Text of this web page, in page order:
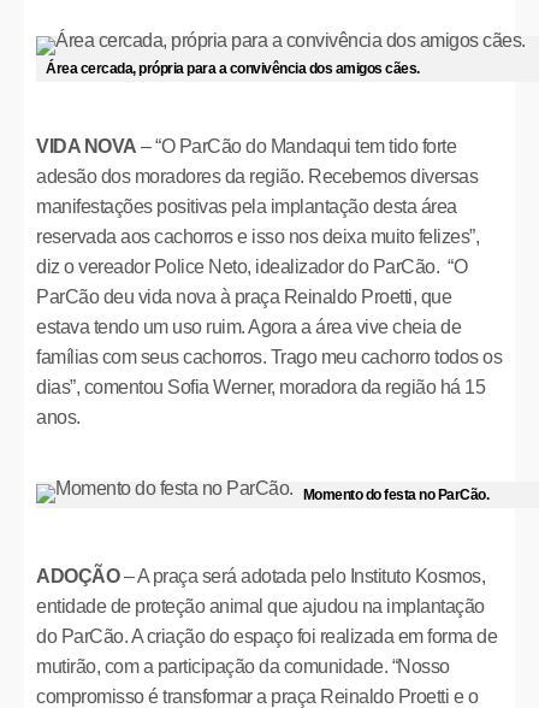
Área cercada, própria para a convivência dos amigos cães.
VIDA NOVA – “O ParCão do Mandaqui tem tido forte
adesão dos moradores da região. Recebemos diversas
manifestações positivas pela implantação desta área
reservada aos cachorros e isso nos deixa muito felizes”,
diz o vereador Police Neto, idealizador do ParCão. “O
ParCão deu vida nova à praça Reinaldo Proetti, que
estava tendo um uso ruim. Agora a área vive cheia de
famílias com seus cachorros. Trago meu cachorro todos os
dias”, comentou Sofia Werner, moradora da região há 15
anos.
Momento do festa no ParCão.
ADOÇÃO– A praça será adotada pelo Instituto Kosmos,
entidade de proteção animal que ajudou na implantação
do ParCão. A criação do espaço foi realizada em forma de
mutirão, com a participação da comunidade. “Nosso
compromisso é transformar a praça Reinaldo Proetti e o